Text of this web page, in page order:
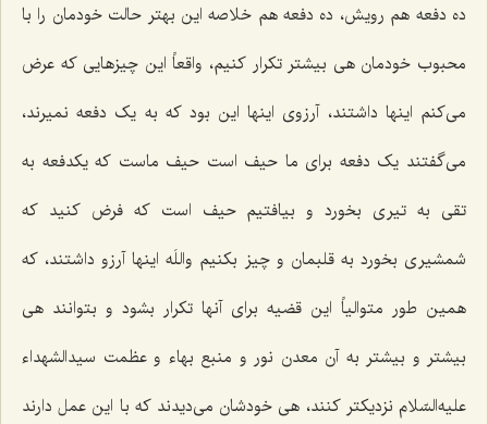
ده دفعه هم رویش، ده دفعه هم خلاصه این بهتر حالت خودمان را با
محبوب خودمان هی بیشتر تکرار کنیم، واقعاً این چیزهایی که عرض
می‌کنم اینها داشتند، آرزوی اینها این بود که به یک دفعه نمیرند،
می‌گفتند یک دفعه برای ما حیف است حیف ماست که یکدفعه به
تقی به تیری بخورد و بیافتیم حیف است که فرض کنید که
شمشیری بخورد به قلبمان و چیز بکنیم واللَه اینها آرزو داشتند، که
همین طور متوالیاً این قضیه برای آنها تکرار بشود و بتوانند هی
بیشتر و بیشتر به آن معدن نور و منبع بهاء و عظمت سیدالشهداء
علیه‌السّلام نزدیکتر کنند، هی خودشان می‌دیدند که با این عمل دارند